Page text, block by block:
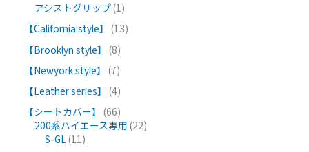
アシストグリップ 1
【California style】
13
【Brooklyn style】
8
【Newyork style】
7
【Leather series】
4
【シートカバー】
66
200系ハイエース専用 22
S-GL 11